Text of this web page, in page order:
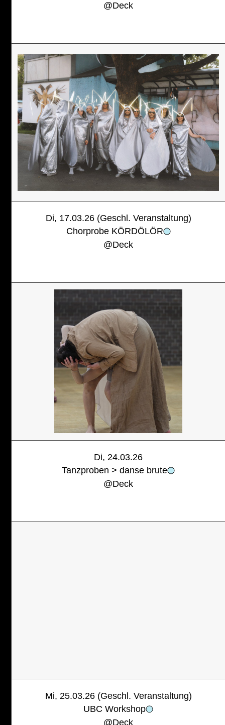
@Deck
Di, 17.03.26 (Geschl. Veranstaltung)
Chorprobe KÖRDÖLÖR
@Deck
Di, 24.03.26
Tanzproben > danse brute
@Deck
Mi, 25.03.26 (Geschl. Veranstaltung)
UBC Workshop
@Deck